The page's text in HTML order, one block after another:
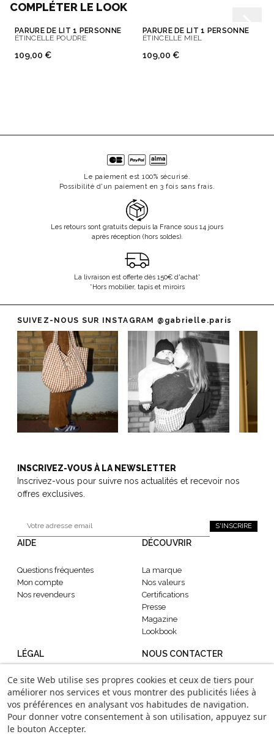
COMPLÉTER LE LOOK
PARURE DE LIT 1 PERSONNE
ÉTINCELLE POUDRE
109,00 €
PARURE DE LIT 1 PERSONNE
ÉTINCELLE MIEL
109,00 €
Le paiement est 100% sécurisé.
Possibilité d'un paiement en 3 fois sans frais.
Les retours sont gratuits depuis la France sous 14 jours
après réception (hors soldes).
La livraison est offerte dès 150€ d'achat*
*Hors mobilier, tapis et miroirs
SUIVEZ-NOUS SUR INSTAGRAM @gabrielle.paris
INSCRIVEZ-VOUS À LA NEWSLETTER
Inscrivez-vous pour suivre nos actualités et recevoir nos
offres exclusives.
S'INSCRIRE
AIDE
Questions fréquentes
Mon compte
Nos revendeurs
DÉCOUVRIR
La marque
Nos valeurs
Certifications
Presse
Magazine
Lookbook
LÉGAL
CGV
Mentions légales
Confidentialité
NOUS CONTACTER
contact@gabrielle-paris.com
Showroom : 52 Rue
Montmartre, 75002 Paris
Ce site Web utilise ses propres cookies et ceux de tiers pour
améliorer nos services et vous montrer des publicités liées à
vos préférences en analysant vos habitudes de navigation.
Pour donner votre consentement à son utilisation, appuyez sur
le bouton Accepter.